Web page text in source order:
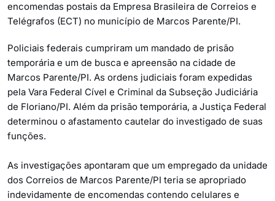
encomendas postais da Empresa Brasileira de Correios e
Telégrafos (ECT) no município de Marcos Parente/PI.
Policiais federais cumpriram um mandado de prisão
temporária e um de busca e apreensão na cidade de
Marcos Parente/PI. As ordens judiciais foram expedidas
pela Vara Federal Cível e Criminal da Subseção Judiciária
de Floriano/PI. Além da prisão temporária, a Justiça Federal
determinou o afastamento cautelar do investigado de suas
funções.
As investigações apontaram que um empregado da unidade
dos Correios de Marcos Parente/PI teria se apropriado
indevidamente de encomendas contendo celulares e